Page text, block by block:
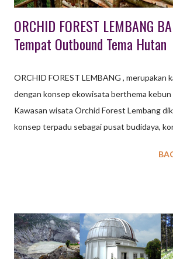
ORCHID FOREST LEMBANG
Tempat Outbound Tema Hutan
ORCHID FOREST LEMBANG , merupakan
dengan konsep ekowisata berthema kebun
Kawasan wisata Orchid Forest Lembang
konsep terpadu sebagai pusat budidaya,
Meskipun belum sepenuhnya selesai
tempat wisata Orchid Forest Lembang
menyediakan beberapa fasilitas pendukung